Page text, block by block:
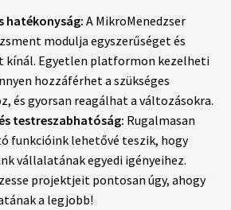
hatékonyság: A MikroMenedzser
modulja egyszerűséget és
kínál. Egyetlen platformon kezelheti
hozzáférhet a szükséges
és gyorsan reagálhat a változásokra.
testreszabhatóság: Rugalmasan
funkcióink lehetővé teszik, hogy
vállalatának egyedi igényeihez.
projektjeit pontosan úgy, ahogy
a legjobb!